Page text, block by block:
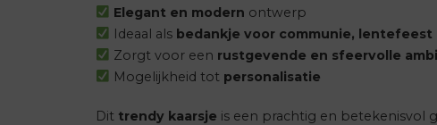
Elegant en modern ontwerp
Ideaal als bedankje voor communie, lentefeest
Zorgt voor een rustgevende en sfeervolle
Mogelijkheid tot personalisatie
Dit trendy kaarsje is een prachtig en betekenisvol